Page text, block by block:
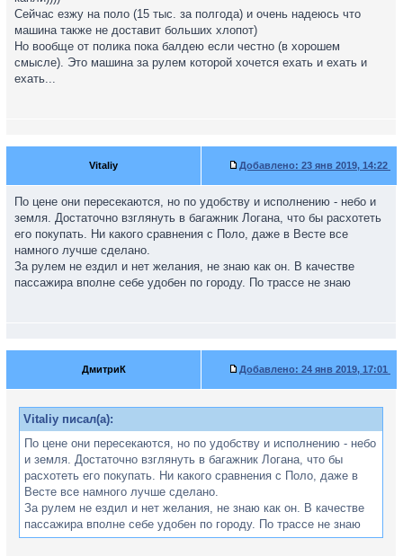
Сейчас езжу на поло (15 тыс. за полгода) и очень надеюсь что
машина также не доставит больших хлопот)
Но вообще от полика пока балдею если честно (в хорошем
смысле). Это машина за рулем которой хочется ехать и ехать и
ехать...
Vitaliy Добавлено: 23 янв 2019, 14:22
По цене они пересекаются, но по удобству и исполнению - небо и
земля. Достаточно взглянуть в багажник Логана, что бы расхотеть
его покупать. Ни какого сравнения с Поло, даже в Весте все
намного лучше сделано.
За рулем не ездил и нет желания, не знаю как он. В качестве
пассажира вполне себе удобен по городу. По трассе не знаю
ДмитриК Добавлено: 24 янв 2019, 17:01
Vitaliy писал(а):
По цене они пересекаются, но по удобству и исполнению - небо
и земля. Достаточно взглянуть в багажник Логана, что бы
расхотеть его покупать. Ни какого сравнения с Поло, даже в
Весте все намного лучше сделано.
За рулем не ездил и нет желания, не знаю как он. В качестве
пассажира вполне себе удобен по городу. По трассе не знаю